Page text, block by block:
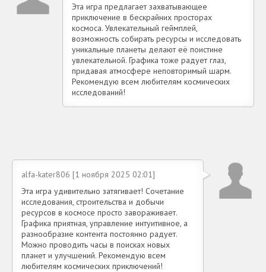
Эта игра предлагает захватывающее
приключение в бескрайних просторах
космоса. Увлекательный геймплей,
возможность собирать ресурсы и исследовать
уникальные планеты делают её поистине
увлекательной. Графика тоже радует глаз,
придавая атмосфере неповторимый шарм.
Рекомендую всем любителям космических
исследований!
alfa-kater806 [1 ноября 2025 02:01]
Эта игра удивительно затягивает! Сочетание
исследования, строительства и добычи
ресурсов в космосе просто завораживает.
Графика приятная, управление интуитивное, а
разнообразие контента постоянно радует.
Можно проводить часы в поисках новых
планет и улучшений. Рекомендую всем
любителям космических приключений!